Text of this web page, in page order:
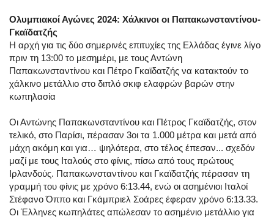
Ολυμπιακοί Αγώνες 2024: Χάλκινοι οι Παπακωνσταντίνου-
Γκαϊδατζής
Η αρχή για τις δύο σημερινές επιτυχίες της Ελλάδας έγινε λίγο
πριν τη 13:00 το μεσημέρι, με τους Αντώνη
Παπακωνσταντίνου και Πέτρο Γκαϊδατζής να κατακτούν το
χάλκινο μετάλλιο στο διπλό σκιφ ελαφρών βαρών στην
κωπηλασία
Οι Αντώνης Παπακωνσταντίνου και Πέτρος Γκαϊδατζής, στον
τελικό, στο Παρίσι, πέρασαν 3οι τα 1.000 μέτρα και μετά από
μάχη ακόμη και για… ψηλότερα, στο τέλος έπεσαν... σχεδόν
μαζί με τους Ιταλούς στο φίνις, πίσω από τους πρώτους
Ιρλανδούς. Παπακωνσταντίνου και Γκαϊδατζής πέρασαν τη
γραμμή του φίνις με χρόνο 6:13.44, ενώ οι ασημένιοι Ιταλοί
Στέφανο Όππο και Γκάμπριελ Σοάρες έφεραν χρόνο 6:13.33.
Οι Έλληνες κωπηλάτες απώλεσαν το ασημένιο μετάλλιο για